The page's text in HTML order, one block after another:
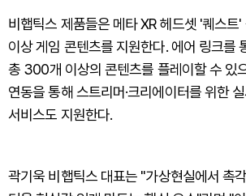
비햅틱스 제품들은 메타 XR 헤드셋 '퀘스트
이상 게임 콘텐츠를 지원한다. 에어 링크를
총 300개 이상의 콘텐츠를 플레이할 수 있
연동을 통해 스트리머·크리에이터를 위한
서비스도 지원한다.
곽기욱 비햅틱스 대표는 "가상현실에서 촉